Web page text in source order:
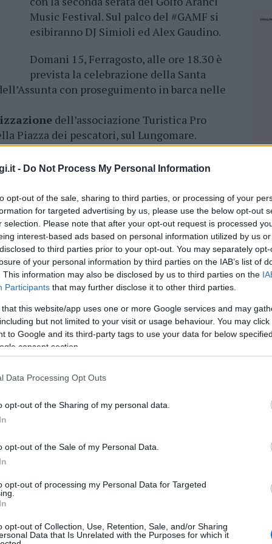
- Do Not Process My Personal Information
opt-out of the sale, sharing to third parties, or processing of your
for targeted advertising by us, please use the below opt-out
selection. Please note that after your opt-out request is processed
interest-based ads based on personal information utilized by us
to third parties prior to your opt-out. You may separately
of your personal information by third parties on the IAB’s list of
This information may also be disclosed by us to third parties on the
Participants that may further disclose it to other third parties.
that this website/app uses one or more Google services and may
but not limited to your visit or usage behaviour. You may
to Google and its third-party tags to use your data for below
consent section.
Data Processing Opt Outs
opt-out of the Sharing of my personal data.
opt-out of the Sale of my Personal Data.
opt-out of processing my Personal Data for Targeted
opt-out of Collection, Use, Retention, Sale, and/or Sharing
Data that Is Unrelated with the Purposes for which it
Music Festival. Sul palco del #GAMF si
esibiranno DJ Simioli ed Alex Gaudino.
Domani 15, Ferragosto, alle ore 18.30 è
prevista la celebrazione della Santa
con proseguimento in barca nelle
dell’associazione Turistica Pro
Piazza dei pescatori, sul Lungomare.
serviti ai visitatori che ogni anno
terzo ed ultimo appuntamento col #GAMF.
dove si esibiranno Dj Albertino e il
con Note del Golfo. Lo show di
Cherchi e Maria Luisa
Piccu talentuoso comico isolano.
di ogni anno e offrire un
di pubblico èmotivo di grande
Siamo certi che il pubblico di residenti
eventi che sono sia all’insegna della
i più giovani”, hanno dichiarato il sindaco
e Gianni Prontu.
cliccandoqui